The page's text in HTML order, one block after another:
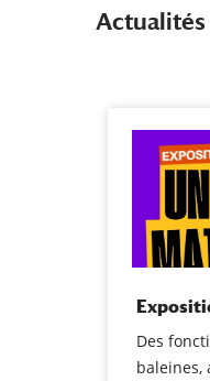
Actualités
Des
baleines,